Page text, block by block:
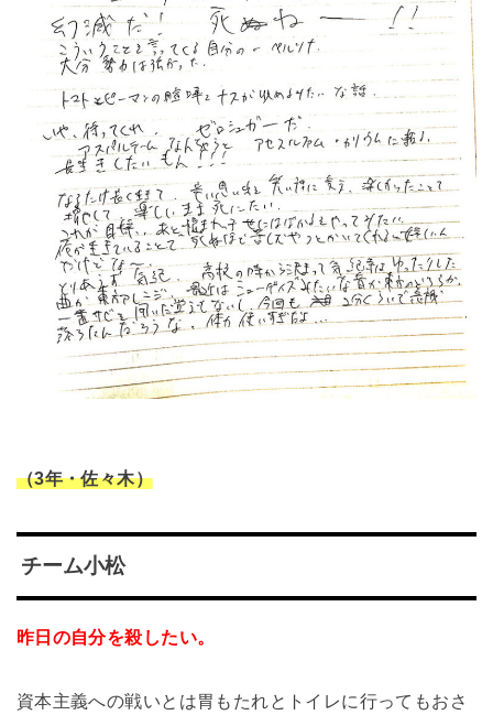
（3年・佐々木）
チーム小松
昨日の自分を殺したい。
資本主義への戦いとは胃もたれとトイレに行ってもおさ